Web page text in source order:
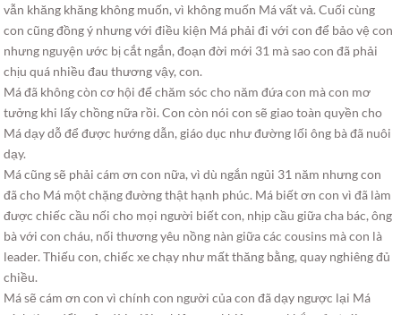
vẫn khăng khăng không muốn, vì không muốn Má vất vả. Cuối cùng
con cũng đồng ý nhưng với điều kiện Má phải đi với con để bảo vệ con
nhưng nguyện ước bị cắt ngắn, đoạn đời mới 31 mà sao con đã phải
chịu quá nhiều đau thương vậy, con.
Má đã không còn cơ hội để chăm sóc cho năm đứa con mà con mơ
tưởng khi lấy chồng nữa rồi. Con còn nói con sẽ giao toàn quyền cho
Má dạy dỗ để được hướng dẫn, giáo dục như đường lối ông bà đã nuôi
dạy.
Má cũng sẽ phải cám ơn con nữa, vì dù ngắn ngủi 31 năm nhưng con
đã cho Má một chặng đường thật hạnh phúc. Má biết ơn con vì đã làm
được chiếc cầu nối cho mọi người biết con, nhịp cầu giữa cha bác, ông
bà với con cháu, nối thương yêu nồng nàn giữa các cousins mà con là
leader. Thiếu con, chiếc xe chạy như mất thăng bằng, quay nghiêng đủ
chiều.
Má sẽ cám ơn con vì chính con người của con đã dạy ngược lại Má